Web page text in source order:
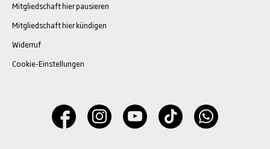
Mitgliedschaft hier pausieren
Mitgliedschaft hier kündigen
Widerruf
Cookie-Einstellungen